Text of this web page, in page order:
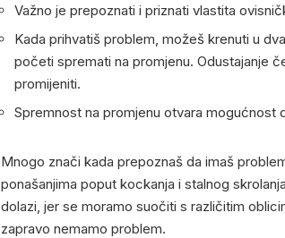
Važno je prepoznati i priznati vlastita
Kada prihvatiš problem, možeš krenuti u
početi spremati na promjenu. Odustajanje
promijeniti.
Spremnost na promjenu otvara mogućnost
Mnogo znači kada prepoznaš da imaš
ponašanjima poput kockanja i stalnog skrolanja
dolazi, jer se moramo suočiti s različitim
zapravo nemamo problem.